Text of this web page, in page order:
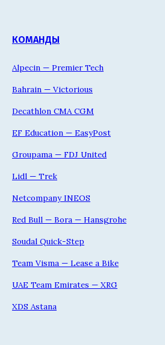
КОМАНДЫ
Alpecin — Premier Tech
Bahrain — Victorious
Decathlon CMA CGM
EF Education — EasyPost
Groupama — FDJ United
Lidl — Trek
Netcompany INEOS
Red Bull — Bora — Hansgrohe
Soudal Quick-Step
Team Visma — Lease a Bike
UAE Team Emirates — XRG
XDS Astana